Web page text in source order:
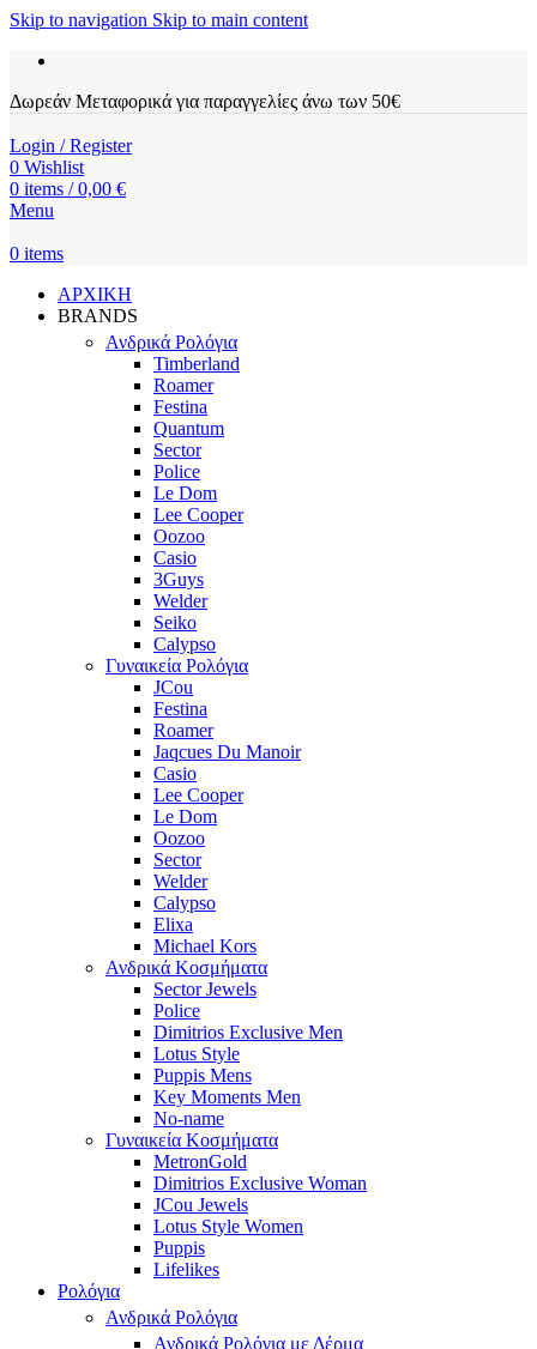
Skip to navigation Skip to main content
Δωρεάν Μεταφορικά για παραγγελίες άνω των 50€
Login / Register
0 Wishlist
0 items / 0,00 €
Menu
0 items
ΑΡΧΙΚΗ
BRANDS
Ανδρικά Ρολόγια
Timberland
Roamer
Festina
Quantum
Sector
Police
Le Dom
Lee Cooper
Oozoo
Casio
3Guys
Welder
Seiko
Calypso
Γυναικεία Ρολόγια
JCou
Festina
Roamer
Jaqcues Du Manoir
Casio
Lee Cooper
Le Dom
Oozoo
Sector
Welder
Calypso
Elixa
Michael Kors
Ανδρικά Κοσμήματα
Sector Jewels
Police
Dimitrios Exclusive Men
Lotus Style
Puppis Mens
Key Moments Men
No-name
Γυναικεία Κοσμήματα
MetronGold
Dimitrios Exclusive Woman
JCou Jewels
Lotus Style Women
Puppis
Lifelikes
Ρολόγια
Ανδρικά Ρολόγια
Ανδρικά Ρολόγια με Δέρμα